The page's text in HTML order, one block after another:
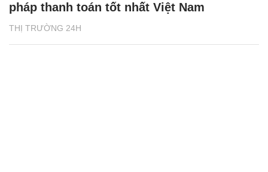
THỊ TRƯỜNG 24H
pháp thanh toán tốt nhất Việt Nam